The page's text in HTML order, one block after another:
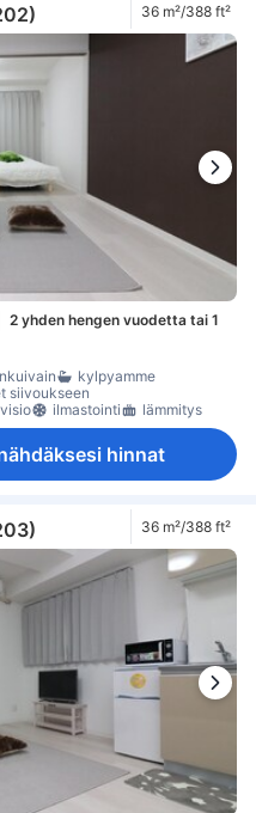
36 m²/388 ft²
2 yhden hengen vuodetta tai 1
kylpyamme
siivoukseen
ilmastointi lämmitys
hinnat
36 m²/388 ft²